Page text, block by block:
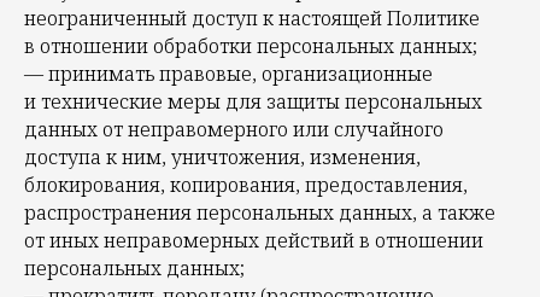
неограниченный доступ к настоящей Политике
в отношении обработки персональных данных;
— принимать правовые, организационные
и технические меры для защиты персональных
данных от неправомерного или случайного
доступа к ним, уничтожения, изменения,
блокирования, копирования, предоставления,
распространения персональных данных, а также
от иных неправомерных действий в отношении
персональных данных;